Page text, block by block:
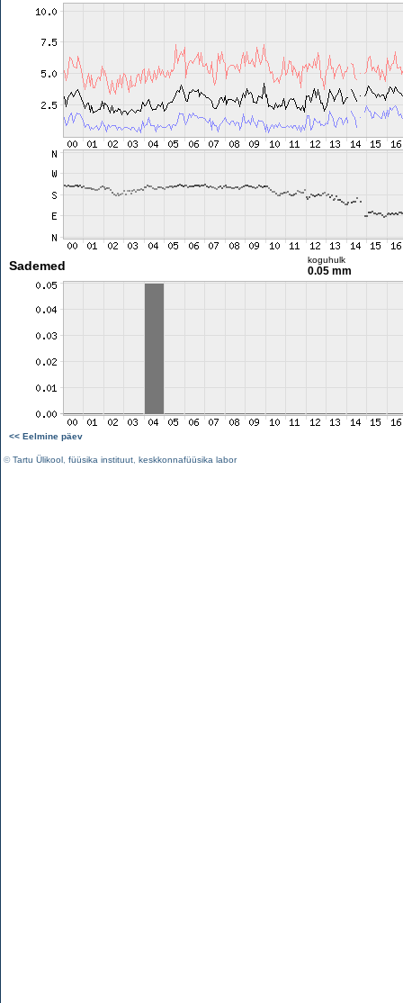
Sademed koguhulk
0.05 mm
<< Eelmine päev
©Tartu Ülikool füüsika instituut keskkonnafüüsika labor